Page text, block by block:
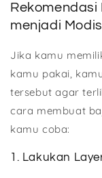
menjadi Modis
Jika kamu
kamu pakai,
tersebut agar
cara membuat
kamu coba:
1. Lakukan